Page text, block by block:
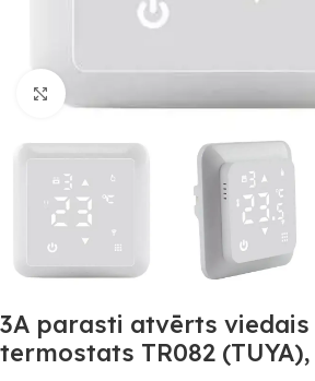
Noklikšķiniet, lai palielinātu
3A parasti atvērts viedais
termostats TR082